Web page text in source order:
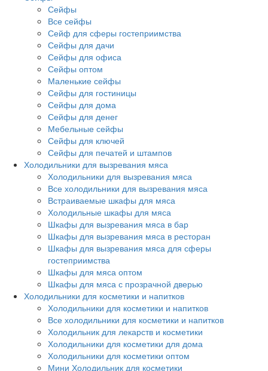
Сейфы
Все сейфы
Сейф для сферы гостеприимства
Сейфы для дачи
Сейфы для офиса
Сейфы оптом
Маленькие сейфы
Сейфы для гостиницы
Сейфы для дома
Сейфы для денег
Мебельные сейфы
Сейфы для ключей
Сейфы для печатей и штампов
Холодильники для вызревания мяса
Холодильники для вызревания мяса
Все холодильники для вызревания мяса
Встраиваемые шкафы для мяса
Холодильные шкафы для мяса
Шкафы для вызревания мяса в бар
Шкафы для вызревания мяса в ресторан
Шкафы для вызревания мяса для сферы
гостеприимства
Шкафы для мяса оптом
Шкафы для мяса с прозрачной дверью
Холодильники для косметики и напитков
Холодильники для косметики и напитков
Все холодильники для косметики и напитков
Холодильник для лекарств и косметики
Холодильники для косметики для дома
Холодильники для косметики оптом
Мини Холодильник для косметики